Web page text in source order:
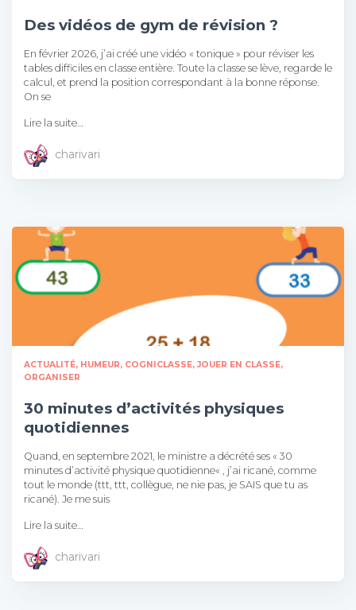
Des vidéos de gym de révision ?
En février 2026, j’ai créé une vidéo « tonique » pour réviser les
tables difficiles en classe entière. Toute la classe se lève, regarde le
calcul, et prend la position correspondant à la bonne réponse.
On se
Lire la suite…
charivari
ACTUALITÉ, HUMEUR COGNICLASSE JOUER EN CLASSE
ORGANISER
30 minutes d’activités physiques
quotidiennes
Quand, en septembre 2021, le ministre a décrété ses « 30
minutes d’activité physique quotidienne« , j’ai ricané, comme
tout le monde (ttt, ttt, collègue, ne nie pas, je SAIS que tu as
ricané). Je me suis
Lire la suite…
charivari